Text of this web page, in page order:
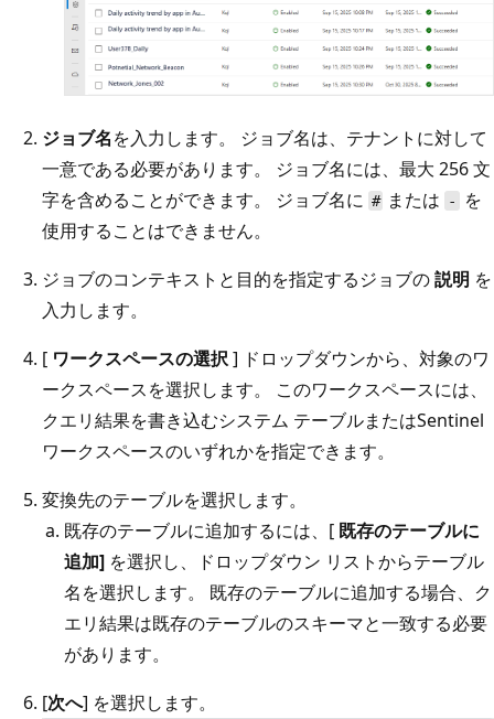
ジョブ名を入力します。 ジョブ名は、テナントに対して
一意である必要があります。 ジョブ名には、最大 256 文
字を含めることができます。 ジョブ名に # または - を
使用することはできません。
ジョブのコンテキストと目的を指定するジョブの説明 を
入力します。
[ ワークスペースの選択] ドロップダウンから、対象のワ
ークスペースを選択します。 このワークスペースには、
クエリ結果を書き込むシステム テーブルまたはSentinel
ワークスペースのいずれかを指定できます。
変換先のテーブルを選択します。
既存のテーブルに追加するには、[ 既存のテーブルに
追加] を選択し、ドロップダウン リストからテーブル
名を選択します。 既存のテーブルに追加する場合、ク
エリ結果は既存のテーブルのスキーマと一致する必要
があります。
[次へ] を選択します。